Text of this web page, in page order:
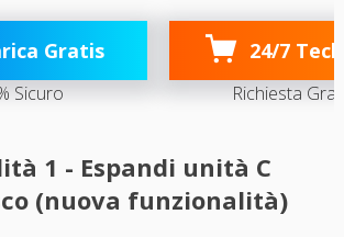
Gratis
Sicuro
24/7
Richiesta
1 - Espandi unità C
(nuova funzionalità)